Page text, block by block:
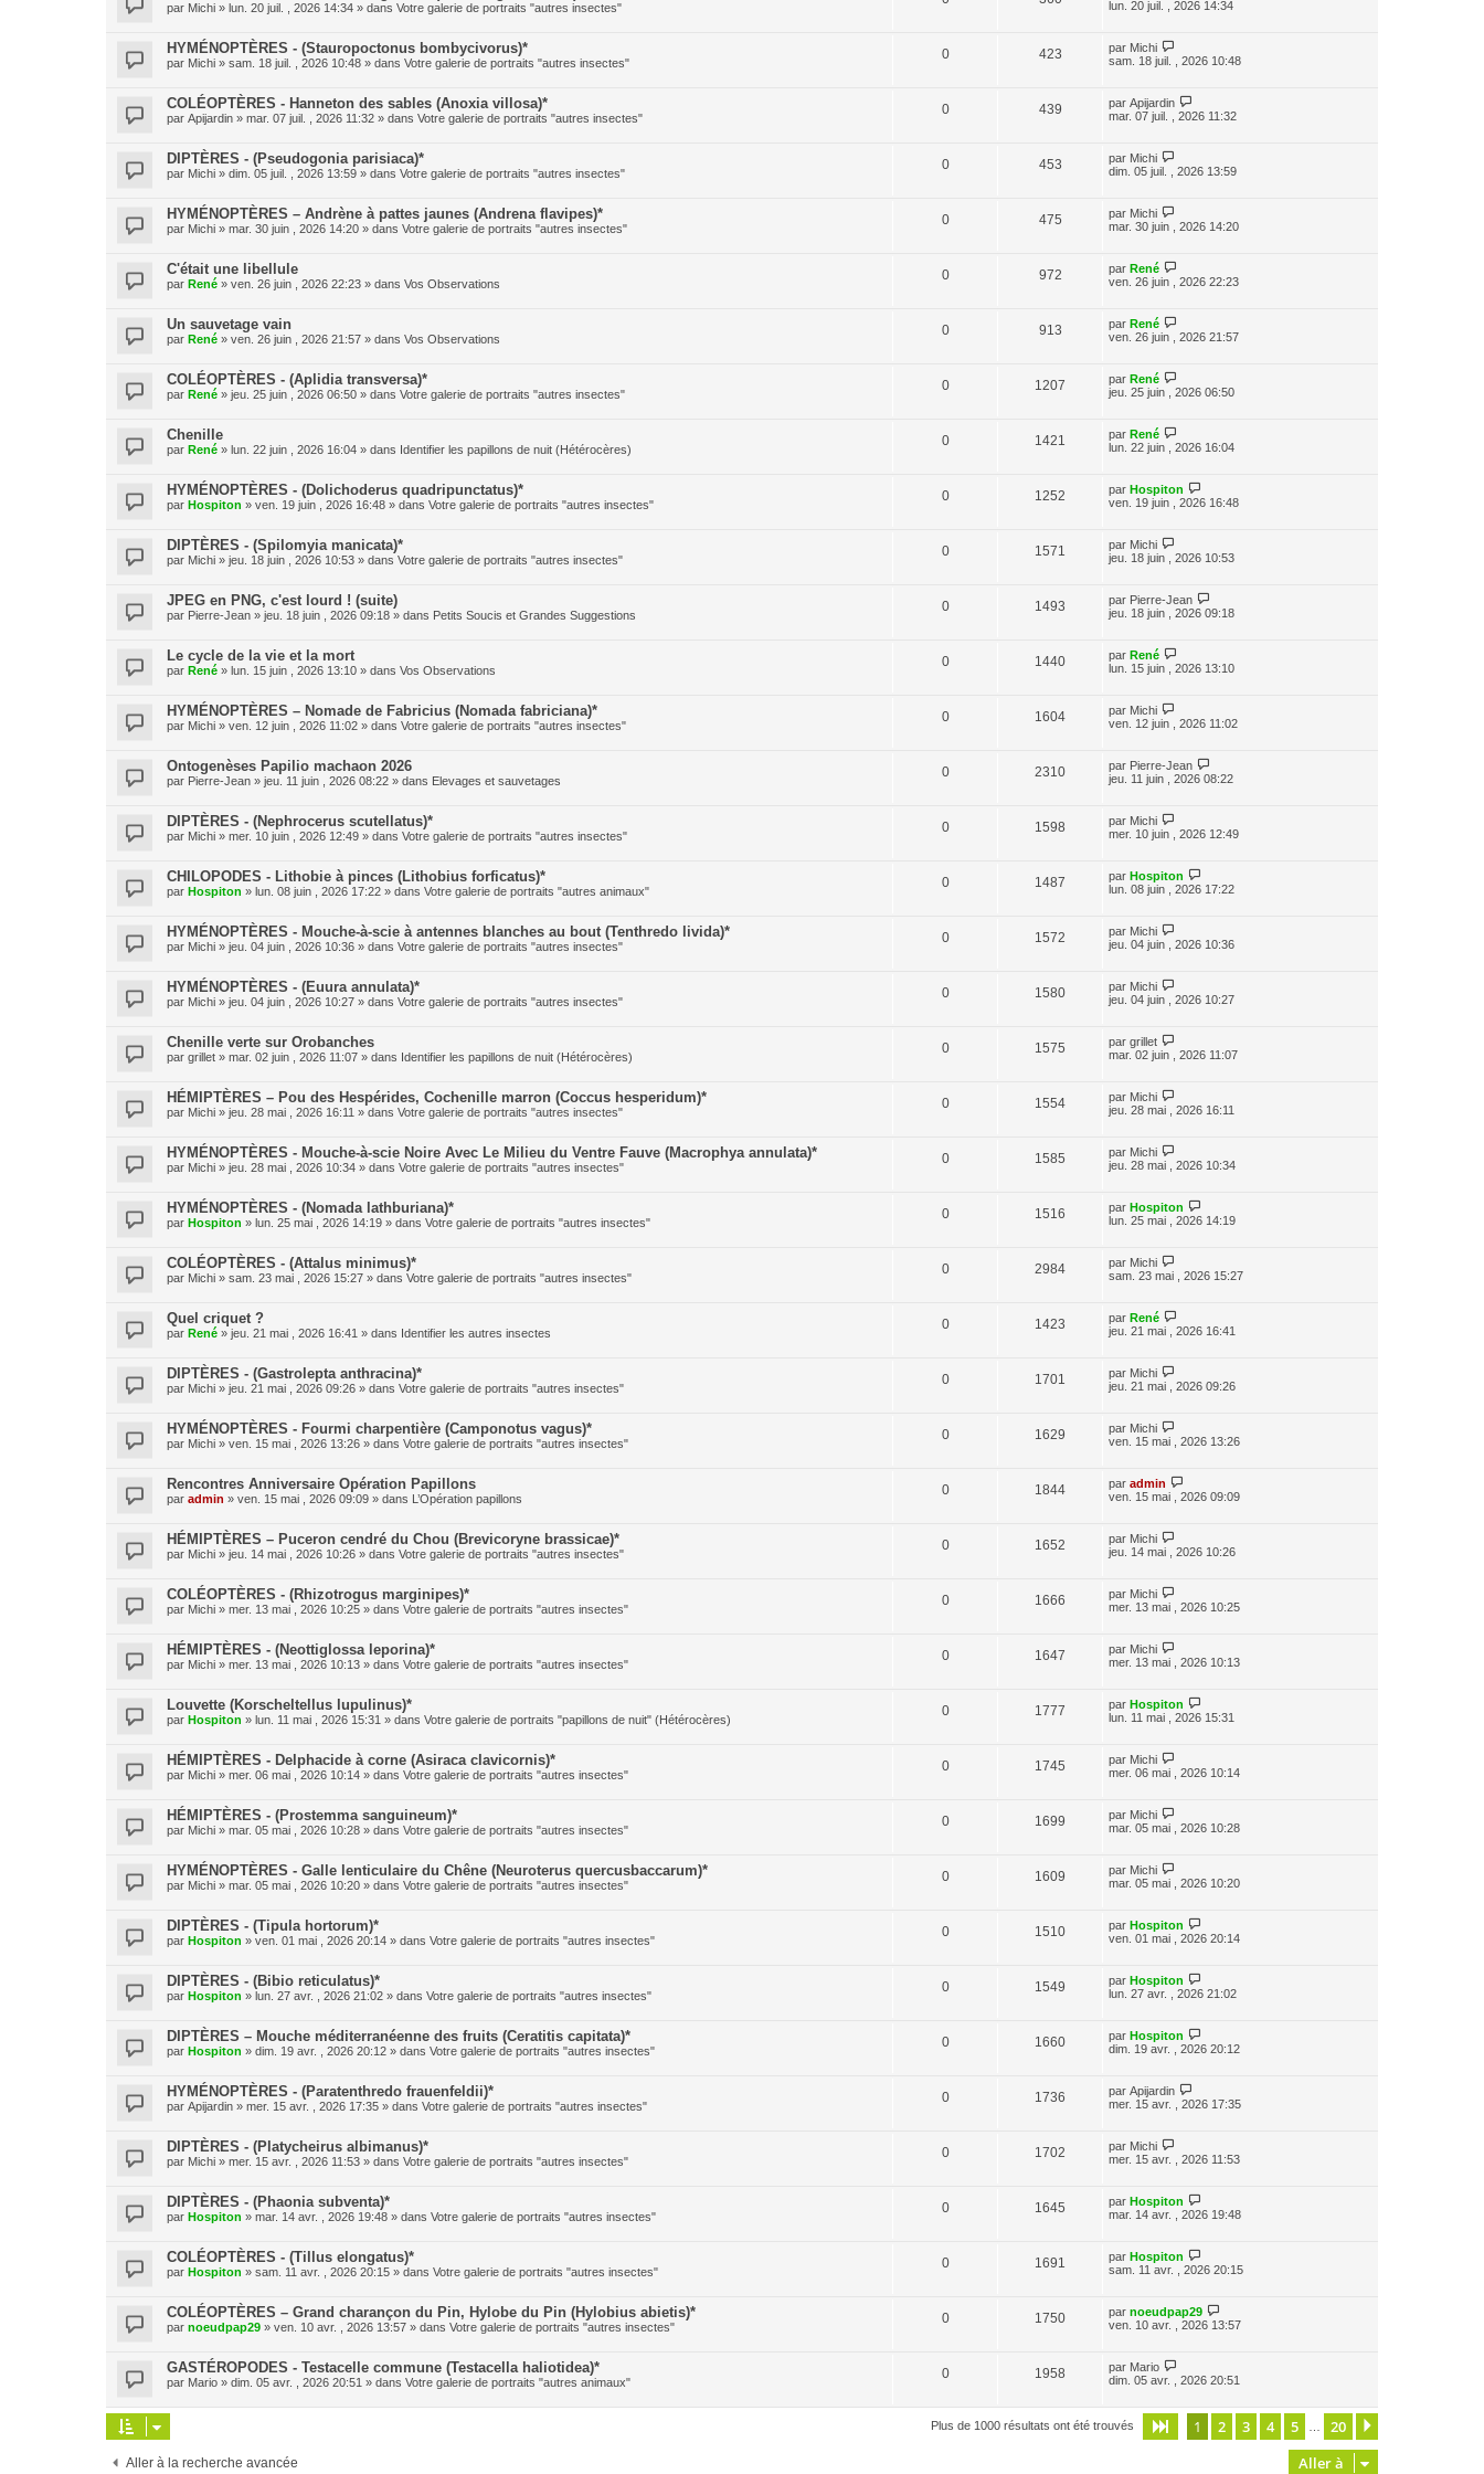
par Michi » lun. 20 juil. , 2026 14:34 » dans Votre galerie de portraits "autres insectes"
lun. 20 juil. , 2026 14:34
HYMÉNOPTÈRES - (Stauropoctonus bombycivorus)*
par Michi » sam. 18 juil. , 2026 10:48 » dans Votre galerie de portraits "autres insectes"
0 423 par Michi
sam. 18 juil. , 2026 10:48
COLÉOPTÈRES - Hanneton des sables (Anoxia villosa)*
par Apijardin » mar. 07 juil. , 2026 11:32 » dans Votre galerie de portraits "autres insectes"
0 439 par Apijardin
mar. 07 juil. , 2026 11:32
DIPTÈRES - (Pseudogonia parisiaca)*
par Michi » dim. 05 juil. , 2026 13:59 » dans Votre galerie de portraits "autres insectes"
0 453 par Michi
dim. 05 juil. , 2026 13:59
HYMÉNOPTÈRES – Andrène à pattes jaunes (Andrena flavipes)*
par Michi » mar. 30 juin , 2026 14:20 » dans Votre galerie de portraits "autres insectes"
0 475 par Michi
mar. 30 juin , 2026 14:20
C'était une libellule
par René » ven. 26 juin , 2026 22:23 » dans Vos Observations
0 972 par René
ven. 26 juin , 2026 22:23
Un sauvetage vain
par René » ven. 26 juin , 2026 21:57 » dans Vos Observations
0 913 par René
ven. 26 juin , 2026 21:57
COLÉOPTÈRES - (Aplidia transversa)*
par René » jeu. 25 juin , 2026 06:50 » dans Votre galerie de portraits "autres insectes"
0 1207 par René
jeu. 25 juin , 2026 06:50
Chenille
par René » lun. 22 juin , 2026 16:04 » dans Identifier les papillons de nuit (Hétérocères)
0 1421 par René
lun. 22 juin , 2026 16:04
HYMÉNOPTÈRES - (Dolichoderus quadripunctatus)*
par Hospiton » ven. 19 juin , 2026 16:48 » dans Votre galerie de portraits "autres insectes"
0 1252 par Hospiton
ven. 19 juin , 2026 16:48
DIPTÈRES - (Spilomyia manicata)*
par Michi » jeu. 18 juin , 2026 10:53 » dans Votre galerie de portraits "autres insectes"
0 1571 par Michi
jeu. 18 juin , 2026 10:53
JPEG en PNG, c'est lourd ! (suite)
par Pierre-Jean » jeu. 18 juin , 2026 09:18 » dans Petits Soucis et Grandes Suggestions
0 1493 par Pierre-Jean
jeu. 18 juin , 2026 09:18
Le cycle de la vie et la mort
par René » lun. 15 juin , 2026 13:10 » dans Vos Observations
0 1440 par René
lun. 15 juin , 2026 13:10
HYMÉNOPTÈRES – Nomade de Fabricius (Nomada fabriciana)*
par Michi » ven. 12 juin , 2026 11:02 » dans Votre galerie de portraits "autres insectes"
0 1604 par Michi
ven. 12 juin , 2026 11:02
Ontogenèses Papilio machaon 2026
par Pierre-Jean » jeu. 11 juin , 2026 08:22 » dans Elevages et sauvetages
0 2310 par Pierre-Jean
jeu. 11 juin , 2026 08:22
DIPTÈRES - (Nephrocerus scutellatus)*
par Michi » mer. 10 juin , 2026 12:49 » dans Votre galerie de portraits "autres insectes"
0 1598 par Michi
mer. 10 juin , 2026 12:49
CHILOPODES - Lithobie à pinces (Lithobius forficatus)*
par Hospiton » lun. 08 juin , 2026 17:22 » dans Votre galerie de portraits "autres animaux"
0 1487 par Hospiton
lun. 08 juin , 2026 17:22
HYMÉNOPTÈRES - Mouche-à-scie à antennes blanches au bout (Tenthredo livida)*
par Michi » jeu. 04 juin , 2026 10:36 » dans Votre galerie de portraits "autres insectes"
0 1572 par Michi
jeu. 04 juin , 2026 10:36
HYMÉNOPTÈRES - (Euura annulata)*
par Michi » jeu. 04 juin , 2026 10:27 » dans Votre galerie de portraits "autres insectes"
0 1580 par Michi
jeu. 04 juin , 2026 10:27
Chenille verte sur Orobanches
par grillet » mar. 02 juin , 2026 11:07 » dans Identifier les papillons de nuit (Hétérocères)
0 1575 par grillet
mar. 02 juin , 2026 11:07
HÉMIPTÈRES – Pou des Hespérides, Cochenille marron (Coccus hesperidum)*
par Michi » jeu. 28 mai , 2026 16:11 » dans Votre galerie de portraits "autres insectes"
0 1554 par Michi
jeu. 28 mai , 2026 16:11
HYMÉNOPTÈRES - Mouche-à-scie Noire Avec Le Milieu du Ventre Fauve (Macrophya annulata)*
par Michi » jeu. 28 mai , 2026 10:34 » dans Votre galerie de portraits "autres insectes"
0 1585 par Michi
jeu. 28 mai , 2026 10:34
HYMÉNOPTÈRES - (Nomada lathburiana)*
par Hospiton » lun. 25 mai , 2026 14:19 » dans Votre galerie de portraits "autres insectes"
0 1516 par Hospiton
lun. 25 mai , 2026 14:19
COLÉOPTÈRES - (Attalus minimus)*
par Michi » sam. 23 mai , 2026 15:27 » dans Votre galerie de portraits "autres insectes"
0 2984 par Michi
sam. 23 mai , 2026 15:27
Quel criquet ?
par René » jeu. 21 mai , 2026 16:41 » dans Identifier les autres insectes
0 1423 par René
jeu. 21 mai , 2026 16:41
DIPTÈRES - (Gastrolepta anthracina)*
par Michi » jeu. 21 mai , 2026 09:26 » dans Votre galerie de portraits "autres insectes"
0 1701 par Michi
jeu. 21 mai , 2026 09:26
HYMÉNOPTÈRES - Fourmi charpentière (Camponotus vagus)*
par Michi » ven. 15 mai , 2026 13:26 » dans Votre galerie de portraits "autres insectes"
0 1629 par Michi
ven. 15 mai , 2026 13:26
Rencontres Anniversaire Opération Papillons
par admin » ven. 15 mai , 2026 09:09 » dans L’Opération papillons
0 1844 par admin
ven. 15 mai , 2026 09:09
HÉMIPTÈRES – Puceron cendré du Chou (Brevicoryne brassicae)*
par Michi » jeu. 14 mai , 2026 10:26 » dans Votre galerie de portraits "autres insectes"
0 1652 par Michi
jeu. 14 mai , 2026 10:26
COLÉOPTÈRES - (Rhizotrogus marginipes)*
par Michi » mer. 13 mai , 2026 10:25 » dans Votre galerie de portraits "autres insectes"
0 1666 par Michi
mer. 13 mai , 2026 10:25
HÉMIPTÈRES - (Neottiglossa leporina)*
par Michi » mer. 13 mai , 2026 10:13 » dans Votre galerie de portraits "autres insectes"
0 1647 par Michi
mer. 13 mai , 2026 10:13
Louvette (Korscheltellus lupulinus)*
par Hospiton » lun. 11 mai , 2026 15:31 » dans Votre galerie de portraits "papillons de nuit" (Hétérocères)
0 1777 par Hospiton
lun. 11 mai , 2026 15:31
HÉMIPTÈRES - Delphacide à corne (Asiraca clavicornis)*
par Michi » mer. 06 mai , 2026 10:14 » dans Votre galerie de portraits "autres insectes"
0 1745 par Michi
mer. 06 mai , 2026 10:14
HÉMIPTÈRES - (Prostemma sanguineum)*
par Michi » mar. 05 mai , 2026 10:28 » dans Votre galerie de portraits "autres insectes"
0 1699 par Michi
mar. 05 mai , 2026 10:28
HYMÉNOPTÈRES - Galle lenticulaire du Chêne (Neuroterus quercusbaccarum)*
par Michi » mar. 05 mai , 2026 10:20 » dans Votre galerie de portraits "autres insectes"
0 1609 par Michi
mar. 05 mai , 2026 10:20
DIPTÈRES - (Tipula hortorum)*
par Hospiton » ven. 01 mai , 2026 20:14 » dans Votre galerie de portraits "autres insectes"
0 1510 par Hospiton
ven. 01 mai , 2026 20:14
DIPTÈRES - (Bibio reticulatus)*
par Hospiton » lun. 27 avr. , 2026 21:02 » dans Votre galerie de portraits "autres insectes"
0 1549 par Hospiton
lun. 27 avr. , 2026 21:02
DIPTÈRES – Mouche méditerranéenne des fruits (Ceratitis capitata)*
par Hospiton » dim. 19 avr. , 2026 20:12 » dans Votre galerie de portraits "autres insectes"
0 1660 par Hospiton
dim. 19 avr. , 2026 20:12
HYMÉNOPTÈRES - (Paratenthredo frauenfeldii)*
par Apijardin » mer. 15 avr. , 2026 17:35 » dans Votre galerie de portraits "autres insectes"
0 1736 par Apijardin
mer. 15 avr. , 2026 17:35
DIPTÈRES - (Platycheirus albimanus)*
par Michi » mer. 15 avr. , 2026 11:53 » dans Votre galerie de portraits "autres insectes"
0 1702 par Michi
mer. 15 avr. , 2026 11:53
DIPTÈRES - (Phaonia subventa)*
par Hospiton » mar. 14 avr. , 2026 19:48 » dans Votre galerie de portraits "autres insectes"
0 1645 par Hospiton
mar. 14 avr. , 2026 19:48
COLÉOPTÈRES - (Tillus elongatus)*
par Hospiton » sam. 11 avr. , 2026 20:15 » dans Votre galerie de portraits "autres insectes"
0 1691 par Hospiton
sam. 11 avr. , 2026 20:15
COLÉOPTÈRES – Grand charançon du Pin, Hylobe du Pin (Hylobius abietis)*
par noeudpap29 » ven. 10 avr. , 2026 13:57 » dans Votre galerie de portraits "autres insectes"
0 1750 par noeudpap29
ven. 10 avr. , 2026 13:57
GASTÉROPODES - Testacelle commune (Testacella haliotidea)*
par Mario » dim. 05 avr. , 2026 20:51 » dans Votre galerie de portraits "autres animaux"
0 1958 par Mario
dim. 05 avr. , 2026 20:51
Plus de 1000 résultats ont été trouvés Page sur20
1 2 3 4 5 20
Aller à la recherche avancée Aller à